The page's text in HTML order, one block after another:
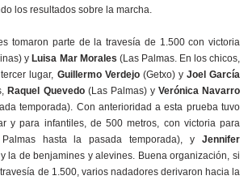
los resultados sobre la marcha.
tomaron parte de la travesía de 1.500 con victoria
yLuisa Mar Morales (Las Palmas. En los chicos,
lugar, Guillermo Verdejo(Getxo) y Joel García
Raquel Quevedo(Las Palmas) y Verónica Navarro
temporada). Con anterioridad a esta prueba tuvo
y para infantiles, de 500 metros, con victoria para
hasta la pasada temporada), yJennifer
la de benjamines y alevines. Buena organización, si
de 1.500, varios nadadores derivaron hacia la